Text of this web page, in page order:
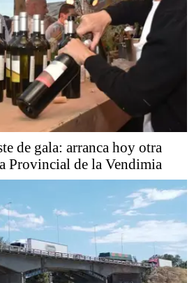
de gala: arranca hoy otra
Provincial de la Vendimia